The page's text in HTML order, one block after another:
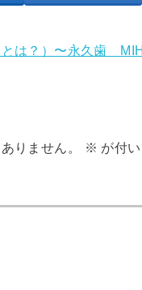
は？）〜永久歯
りません。 ※ が付